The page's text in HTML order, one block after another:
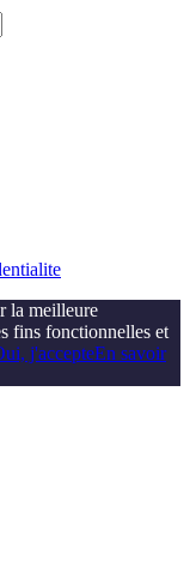
la meilleure
fins fonctionnelles et
j'accepteEn savoir